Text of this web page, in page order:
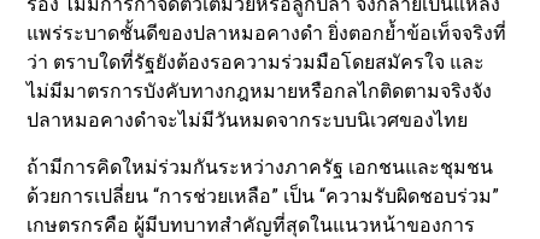
แพร่ระบาดชั้นดีของปลาหมอคางดำ ยิ่งตอกย้ำข้อเท็จจริงที่
ว่า ตราบใดที่รัฐยังต้องรอความร่วมมือโดยสมัครใจ และ
ไม่มีมาตรการบังคับทางกฎหมายหรือกลไกติดตามจริงจัง
ปลาหมอคางดำจะไม่มีวันหมดจากระบบนิเวศของไทย
ถ้ามีการคิดใหม่ร่วมกันระหว่างภาครัฐ เอกชนและชุมชน
ด้วยการเปลี่ยน “การช่วยเหลือ” เป็น “ความรับผิดชอบร่วม”
เกษตรกรคือ ผู้มีบทบาทสำคัญที่สุดในแนวหน้าของการ